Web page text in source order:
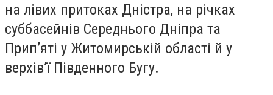
на лiвих притоках Днiстра, на річках
суббасейнів Середнього Дніпра та
Прип’яті у Житомирській області й у
верхів’ї Південного Бугу.